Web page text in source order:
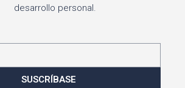
desarrollo personal.
SUSCRÍBASE